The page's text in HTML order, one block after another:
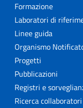
Formazione
Laboratori di
Linee guida
Organismo
Progetti
Pubblicazioni
Registri e
Ricerca collaboratori